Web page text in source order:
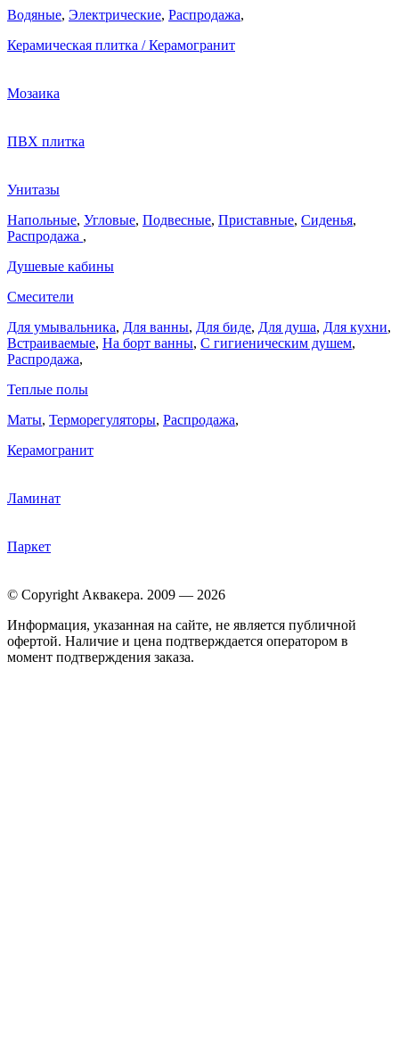
Водяные, Электрические, Распродажа,
Керамическая плитка / Керамогранит
Мозаика
ПВХ плитка
Унитазы
Напольные, Угловые, Подвесные, Приставные, Сиденья,
Распродажа ,
Душевые кабины
Смесители
Для умывальника, Для ванны, Для биде, Для душа, Для кухни,
Встраиваемые, На борт ванны, C гигиеническим душем,
Распродажа,
Теплые полы
Маты, Терморегуляторы, Распродажа,
Керамогранит
Ламинат
Паркет
© Copyright Аквакера. 2009 — 2026
Информация, указанная на сайте, не является публичной
офертой. Наличие и цена подтверждается оператором в
момент подтверждения заказа.